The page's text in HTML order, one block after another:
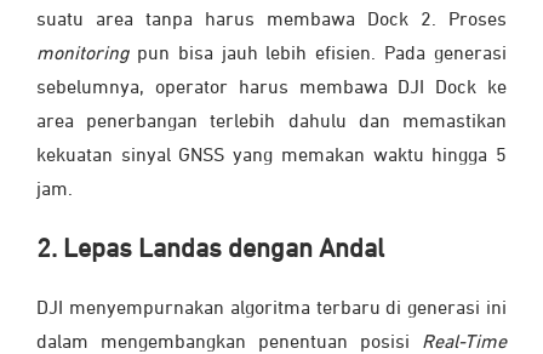
suatu area tanpa harus membawa Dock 2. Proses
monitoringpun bisa jauh lebih efisien. Pada generasi
sebelumnya, operator harus membawa DJI Dock ke
area penerbangan terlebih dahulu dan memastikan
kekuatan sinyal GNSS yang memakan waktu hingga 5
jam.
2. Lepas Landas dengan Andal
DJI menyempurnakan algoritma terbaru di generasi ini
dalam mengembangkan penentuan posisi Real-Time